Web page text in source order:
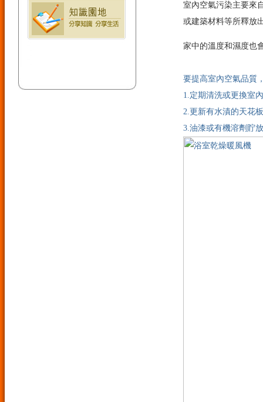
室內空氣污染主要來
或建築材料等所釋放
家中的溫度和濕度也
要提高室內空氣品質
1.定期清洗或更換室
2.更新有水漬的天花
3.油漆或有機溶劑貯